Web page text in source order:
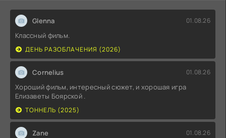
Glenna 01.08.26
Классный фильм.
ДЕНЬ РАЗОБЛАЧЕНИЯ (2026)
Cornelius 01.08.26
Хороший фильм, интересный сюжет, и хорошая игра
Елизаветы Боярской .
ТОННЕЛЬ (2025)
Zane 01.08.26